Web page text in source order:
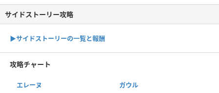
サイドストーリー攻略
▶サイドストーリーの一覧と報酬
攻略チャート
エレーヌ ガウル